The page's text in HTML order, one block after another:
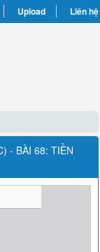
Upload Liên hệ
- BÀI 68: TIỀN